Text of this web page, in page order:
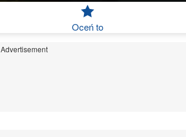
Oceń to
Advertisement